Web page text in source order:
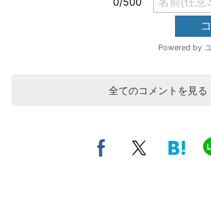
全てのコメントを見る